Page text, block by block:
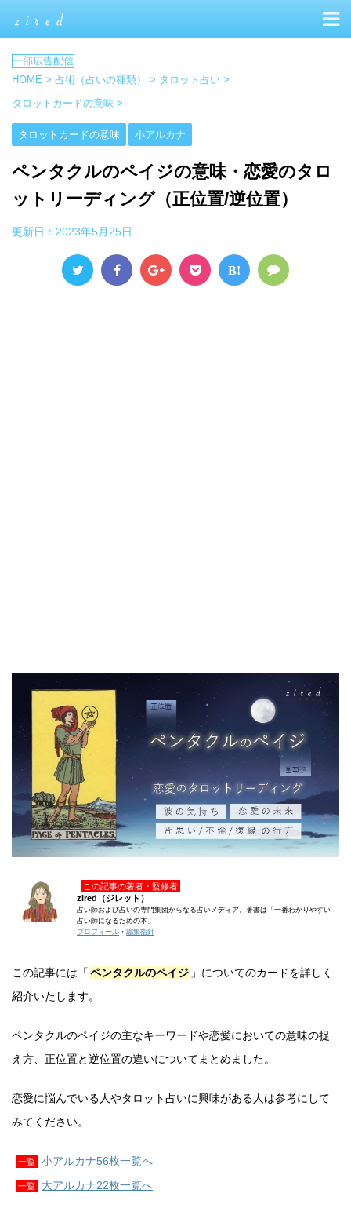
HOME > 占術（占いの種類） > タロット占い >
タロットカードの意味 >
タロットカードの意味 小アルカナ
ペンタクルのペイジの意味・恋愛のタロ
ットリーディング（正位置/逆位置）
更新日： 2023年5月25日
B!
この記事の著者・監修者
zired（ジレット）
占い師および占いの専門集団からなる占いメディア。著書は「一番わかりやすい
占い師になるための本」
プロフィール ・ 編集指針
この記事には「 ペンタクルのペイジ 」についてのカードを詳しく
紹介いたします。
ペンタクルのペイジの主なキーワードや恋愛においての意味の捉
え方、正位置と逆位置の違いについてまとめました。
恋愛に悩んでいる人やタロット占いに興味がある人は参考にして
みてください。
一覧 小アルカナ56枚一覧へ
一覧 大アルカナ22枚一覧へ